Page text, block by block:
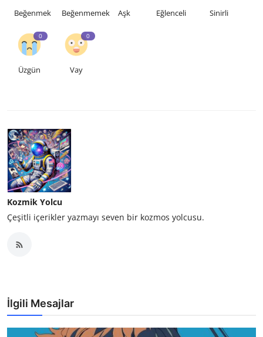
Beğenmek Beğenmemek Aşk Eğlenceli Sinirli
0
Üzgün
0
Vay
Kozmik Yolcu
Çeşitli içerikler yazmayı seven bir kozmos yolcusu.
İlgili Mesajlar